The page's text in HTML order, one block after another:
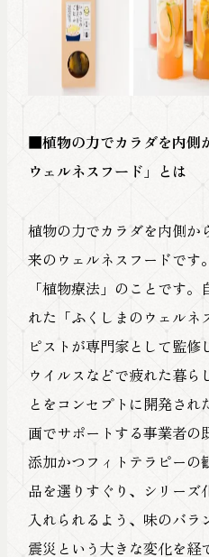
■植物の力でカラダを内側
ウェルネスフード」とは
植物の力でカラダを内側か
来のウェルネスフードです
「植物療法」のことです
れた「ふくしまのウェルネ
ピストが専門家として監
ウイルスなどで疲れた暮ら
とをコンセプトに開発さ
画でサポートする事業者の
添加かつフィトテラピーの
品を選りすぐり、シリーズ
入れられるよう、味のバラ
震災という大きな変化を経